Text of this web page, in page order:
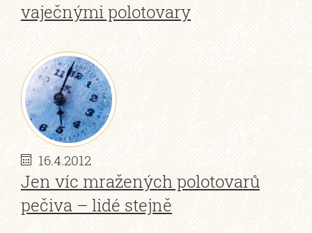
vaječnými polotovary
16.4.2012
Jen víc mražených polotovarů
pečiva – lidé stejně